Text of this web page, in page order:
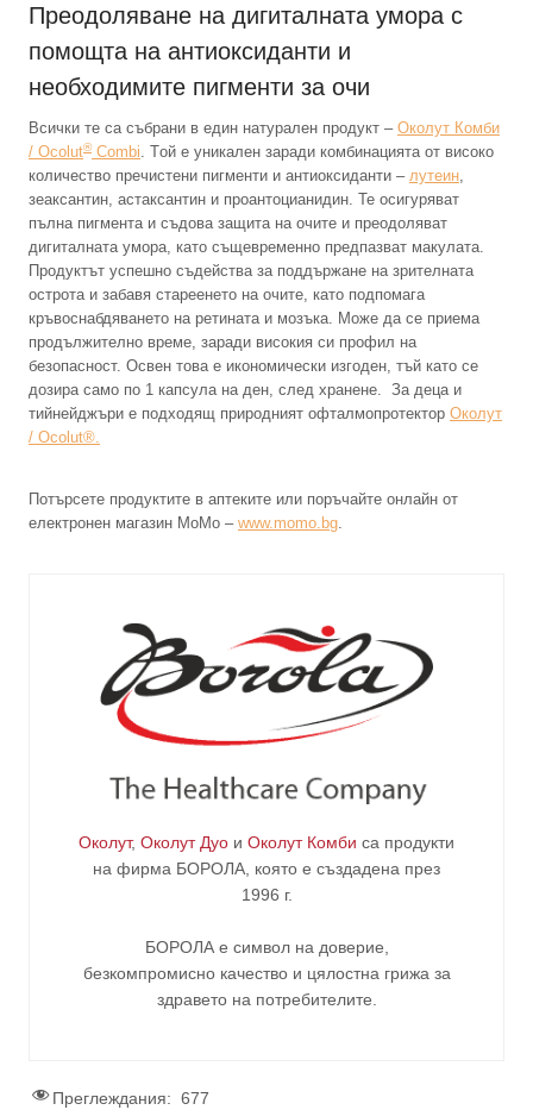
Преодоляване на дигиталната умора с
помощта на антиоксиданти и
необходимите пигменти за очи
Всички те са събрани в един натурален продукт – Околут Комби
/ Ocolut®Combi . Tой е уникален заради комбинацията от високо
количество пречистени пигменти и антиоксиданти – лутеин
зеаксантин, астаксантин и проантоцианидин. Те осигуряват
пълна пигмента и съдова защита на очите и преодоляват
дигиталната умора, като същевременно предпазват макулата.
Продуктът успешно съдейства за поддържане на зрителната
острота и забавя стареенето на очите, като подпомага
кръвоснабдяването на ретината и мозъка. Може да се приема
продължително време, заради високия си профил на
безопасност. Освен това е икономически изгоден, тъй като се
дозира само по 1 капсула на ден, след хранене. За деца и
тийнейджъри е подходящ природният офталмопротектор Околут
/ Ocolut®.
Потърсете продуктите в аптеките или поръчайте онлайн от
електронен магазин МоМо – www.momo.bg
Околут, Околут Дуо и Околут Комби са продукти
на фирма БОРОЛА , която е създадена през
1996 г.
БОРОЛА е символ на доверие,
безкомпромисно качество и цялостна грижа за
здравето на потребителите
Преглеждания: 677